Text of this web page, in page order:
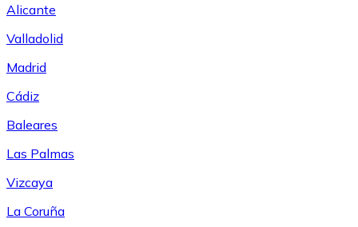
Alicante
Valladolid
Madrid
Cádiz
Baleares
Las Palmas
Vizcaya
La Coruña